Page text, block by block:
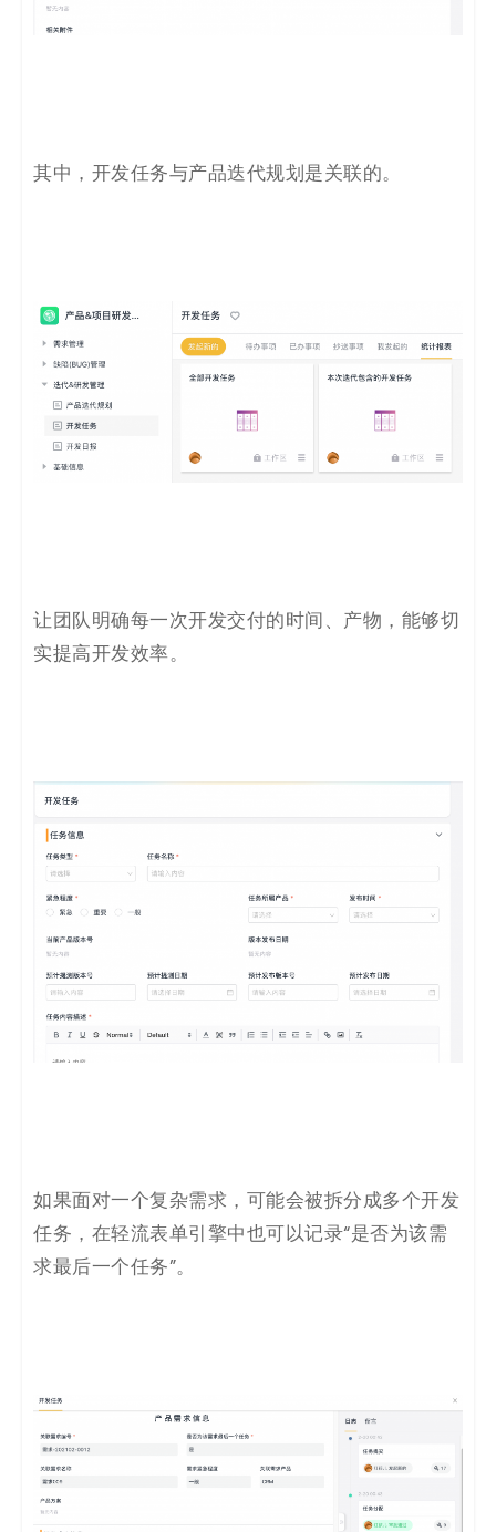
其中，开发任务与产品迭代规划是关联的。
让团队明确每一次开发交付的时间、产物，能够切
实提高开发效率。
如果面对一个复杂需求，可能会被拆分成多个开发
任务，在轻流表单引擎中也可以记录“是否为该需
求最后一个任务”。